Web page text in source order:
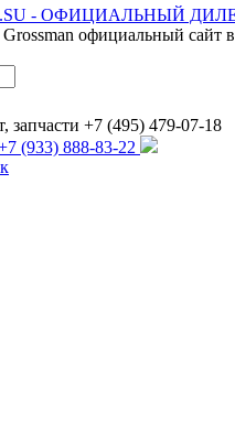
официальный сайт
запчасти +7 (495) 479-07-18
(933) 888-83-22